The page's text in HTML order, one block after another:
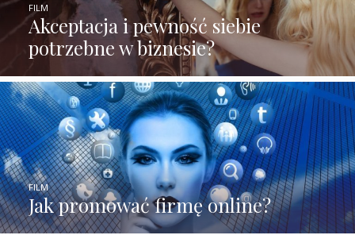
Akceptacja i pewność siebie
potrzebne w biznesie?
FILM
Jak promować firmę online?
FILM